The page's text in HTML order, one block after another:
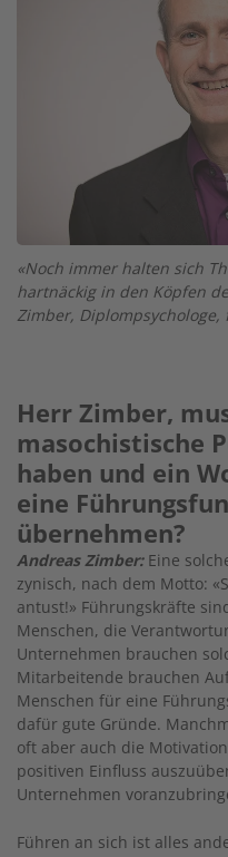
«Noch immer halten sich
hartnäckig in den Köpfen
Zimber, Diplompsychologe,
Herr Zimber,
masochistische
haben und ein
eine
übernehmen?
Andreas Zimber:Eine
zynisch, nach dem Motto:
antust!» Führungskräfte
Menschen, die
Unternehmen brauchen
Mitarbeitende brauchen
Menschen für eine
dafür gute Gründe.
oft aber auch die
positiven Einfluss
Unternehmen
Führen an sich ist alles